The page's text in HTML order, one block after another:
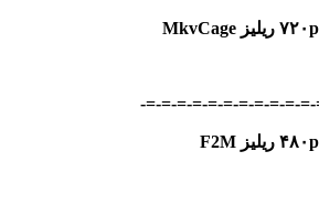
-=-=-=-=-=-=-=-=-=-=-